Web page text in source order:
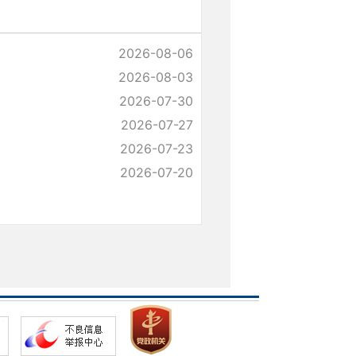
2026-08-06
2026-08-03
2026-07-30
2026-07-27
2026-07-23
2026-07-20